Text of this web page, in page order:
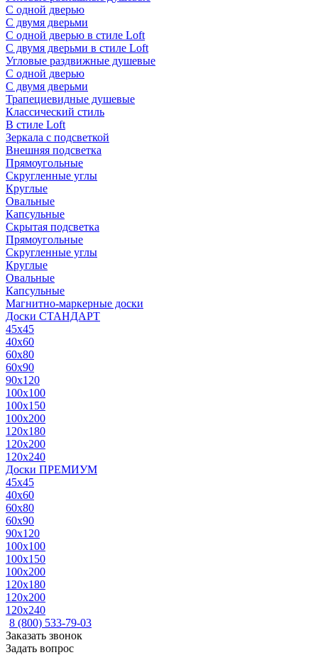
С одной дверью
С двумя дверьми
С одной дверью в стиле Loft
С двумя дверьми в стиле Loft
Угловые раздвижные душевые
С одной дверью
С двумя дверьми
Трапециевидные душевые
Классический стиль
В стиле Loft
Зеркала с подсветкой
Внешняя подсветка
Прямоугольные
Скругленные углы
Круглые
Овальные
Капсульные
Скрытая подсветка
Прямоугольные
Скругленные углы
Круглые
Овальные
Капсульные
Магнитно-маркерные доски
Доски СТАНДАРТ
45x45
40x60
60x80
60x90
90x120
100x100
100x150
100x200
120x180
120x200
120x240
Доски ПРЕМИУМ
45x45
40x60
60x80
60x90
90x120
100x100
100x150
100x200
120x180
120x200
120x240
8 (800) 533-79-03
Заказать звонок
Задать вопрос